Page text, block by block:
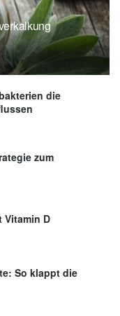
Research
reduces
del Mar Medical
die
zum
Vitamin D
So klappt die